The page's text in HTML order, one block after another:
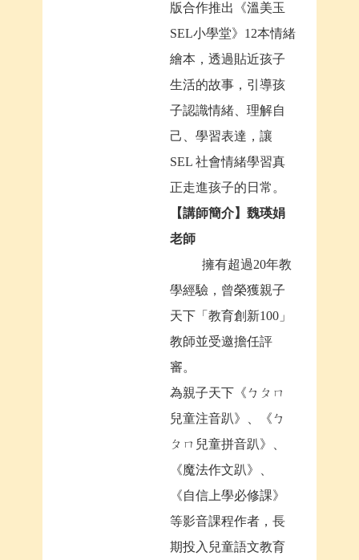
版合作推出《溫美玉
SEL小學堂》12本情緒
繪本，透過貼近孩子
生活的故事，引導孩
子認識情緒、理解自
己、學習表達，讓
SEL 社會情緒學習真
正走進孩子的日常。
【講師簡介】魏瑛娟
老師
擁有超過20年教
學經驗，曾榮獲親子
天下「教育創新100」
教師並受邀擔任評
審。
為親子天下《ㄅㄆㄇ
兒童注音趴》、《ㄅ
ㄆㄇ兒童拼音趴》、
《魔法作文趴》、
《自信上學必修課》
等影音課程作者，長
期投入兒童語文教育